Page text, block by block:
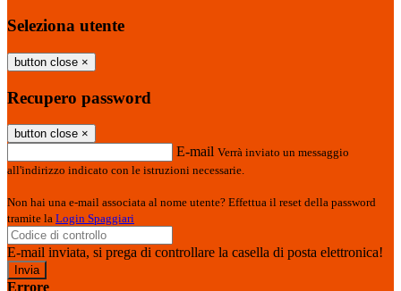
Seleziona utente
button close ×
Recupero password
button close ×
E-mail Verrà inviato un messaggio
all'indirizzo indicato con le istruzioni necessarie.
Non hai una e-mail associata al nome utente? Effettua il reset della password
tramite la Login Spaggiari
E-mail inviata, si prega di controllare la casella di posta elettronica!
Errore